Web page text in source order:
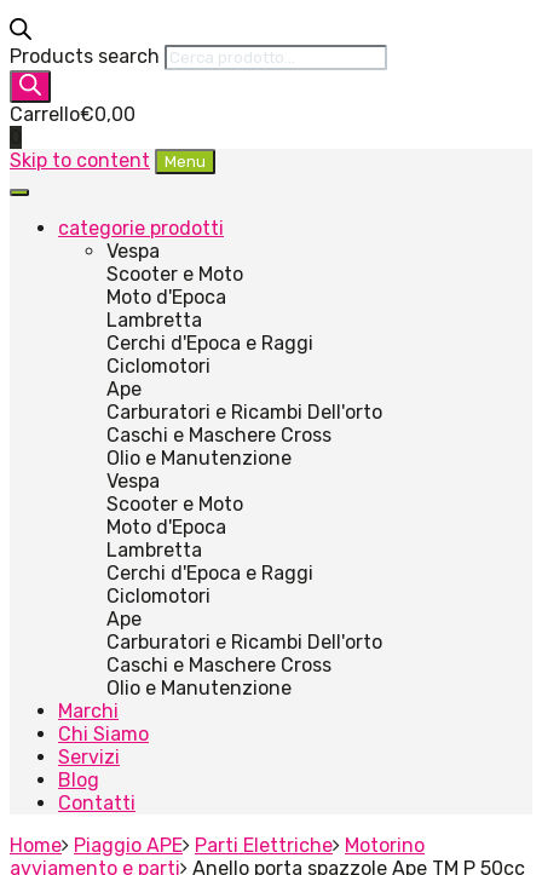
Products search
Carrello€0,00
Skip to content
Menu
categorie prodotti
Vespa
Scooter e Moto
Moto d'Epoca
Lambretta
Cerchi d'Epoca e Raggi
Ciclomotori
Ape
Carburatori e Ricambi Dell'orto
Caschi e Maschere Cross
Olio e Manutenzione
Vespa
Scooter e Moto
Moto d'Epoca
Lambretta
Cerchi d'Epoca e Raggi
Ciclomotori
Ape
Carburatori e Ricambi Dell'orto
Caschi e Maschere Cross
Olio e Manutenzione
Marchi
Chi Siamo
Servizi
Blog
Contatti
Home Piaggio APE Parti Elettriche Motorino
avviamento e parti Anello porta spazzole Ape TM P 50cc